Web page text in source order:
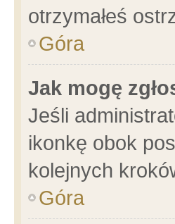
otrzymałeś
Góra
Jak mogę
Jeśli
ikonkę obok
kolejnych
Góra